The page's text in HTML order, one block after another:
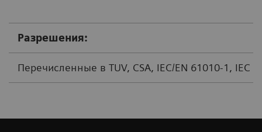
Разрешения:
Перечисленные в TUV, CSA, IEC/EN 61010-1, IEC